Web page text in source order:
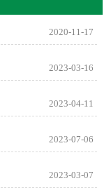
2020-11-17
2023-03-16
2023-04-11
2023-07-06
2023-03-07